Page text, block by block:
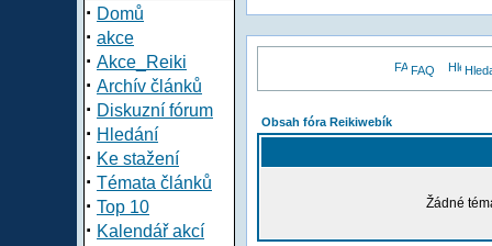
· Domů
· akce
· Akce_Reiki
· Archív článků
· Diskuzní fórum
· Hledání
· Ke stažení
· Témata článků
· Top 10
· Kalendář akcí
FAQ
Obsah fóra Reikiwebík
Žádné